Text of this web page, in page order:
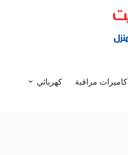
كاميرات مراقبة كهربائي